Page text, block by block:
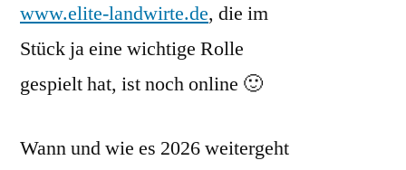
www.elite-landwirte.de, die im
Stück ja eine wichtige Rolle
gespielt hat, ist noch online 🙂
Wann und wie es 2026 weitergeht